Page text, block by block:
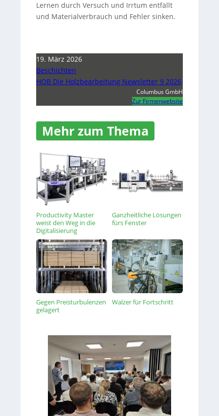
Lernen durch Versuch und Irrtum entfällt
und Materialverbrauch und Fehler sinken.
19. März 2026
Beschichten
HOB Die Holzbearbeitung Newsletter 9 2026
Columbus GmbH
Zur Firmenwebsite
Mehr zum Thema
Productivity Master
weist den Weg in die
Digitalisierung
Ganzheitliche Lösungen
fürs Fenster
Gegen Preisturbulenzen
gelagert
Walzer für Fortschritt